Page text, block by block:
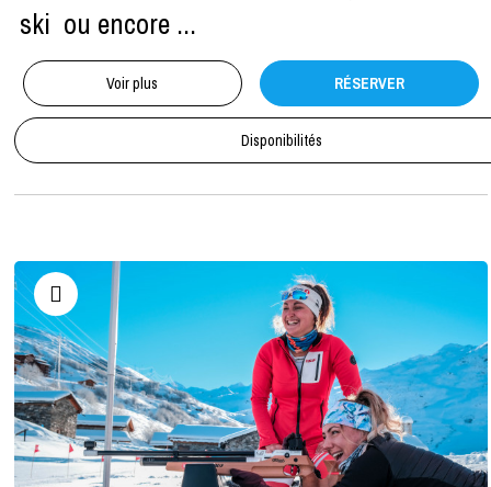
ski ou encore ...
Voir plus RÉSERVER
Disponibilités